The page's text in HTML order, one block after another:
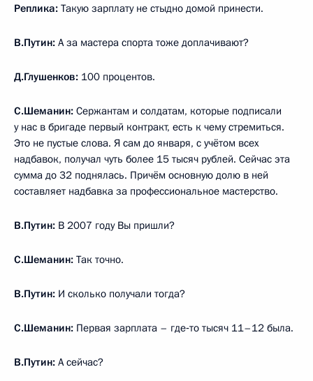
Реплика: Такую зарплату не стыдно домой принести.
В.Путин: А за мастера спорта тоже доплачивают?
Д.Глушенков: 100 процентов.
С.Шеманин: Сержантам и солдатам, которые подписали
у нас в бригаде первый контракт, есть к чему стремиться.
Это не пустые слова. Я сам до января, с учётом всех
надбавок, получал чуть более 15 тысяч рублей. Сейчас эта
сумма до 32 поднялась. Причём основную долю в ней
составляет надбавка за профессиональное мастерство.
В.Путин: В 2007 году Вы пришли?
С.Шеманин: Так точно.
В.Путин: И сколько получали тогда?
С.Шеманин: Первая зарплата – где‑то тысяч 11–12 была.
В.Путин: А сейчас?